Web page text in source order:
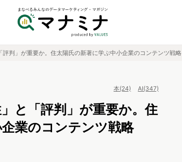
評判」が重要か。住太陽氏の新著に学ぶ中小企業のコンテンツ戦略
本(24) AI(347)
と「評判」が重要か。住
業のコンテンツ戦略